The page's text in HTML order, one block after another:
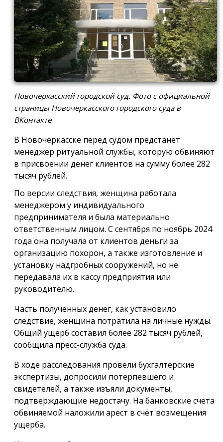
Новочеркасский городской суд. Фото с официальной
страницы Новочеркасского городского суда в
ВКонтакте
В Новочеркасске перед судом предстанет
менеджер ритуальной службы, которую обвиняют
в присвоении денег клиентов на сумму более 282
тысяч рублей.
По версии следствия, женщина работала
менеджером у индивидуального
предпринимателя и была материально
ответственным лицом. С сентября по ноябрь 2024
года она получала от клиентов деньги за
организацию похорон, а также изготовление и
установку надгробных сооружений, но не
передавала их в кассу предприятия или
руководителю.
Часть полученных денег, как установило
следствие, женщина потратила на личные нужды.
Общий ущерб составил более 282 тысяч рублей,
сообщила пресс-служба суда.
В ходе расследования провели бухгалтерские
экспертизы, допросили потерпевшего и
свидетелей, а также изъяли документы,
подтверждающие недостачу. На банковские счета
обвиняемой наложили арест в счёт возмещения
ущерба.